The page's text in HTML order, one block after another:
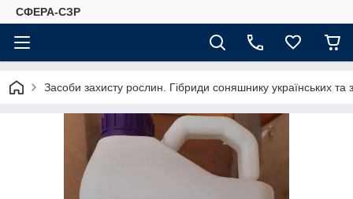
СФЕРА-СЗР
Засоби захисту рослин. Гібриди соняшнику українських та